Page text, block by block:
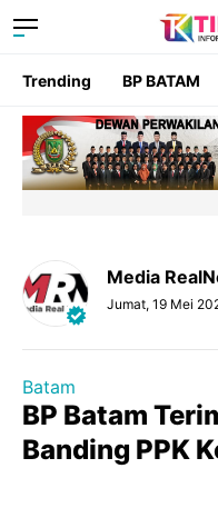
Trending BP BATAM
Media
Jumat, 19 Mei
Batam
BP Batam
Banding PPK